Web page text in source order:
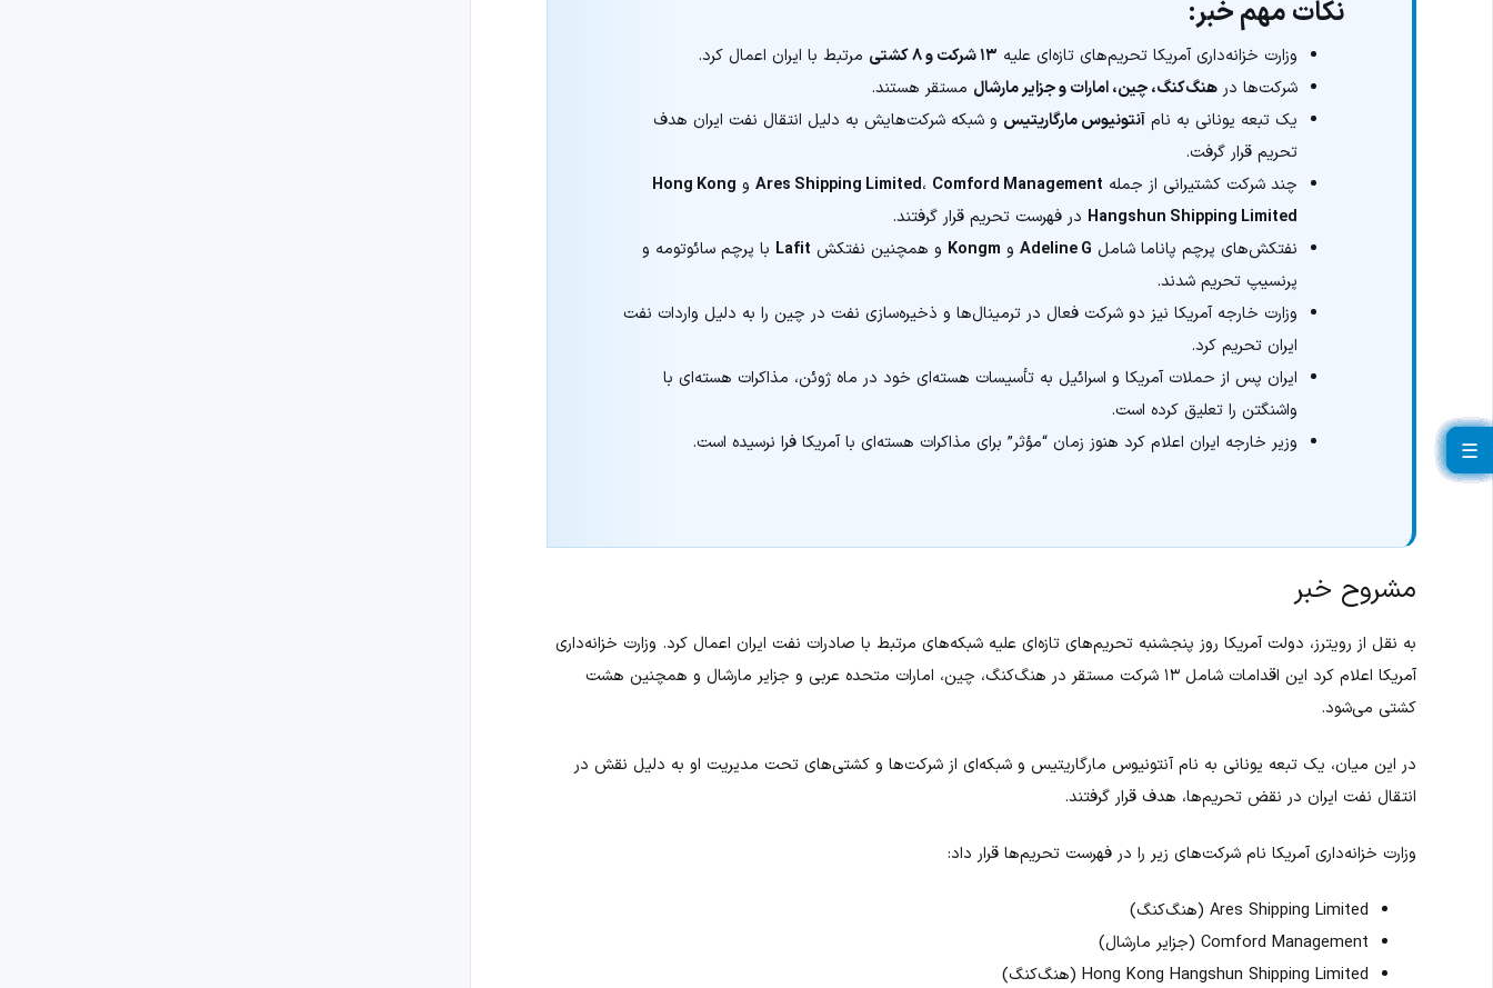
نکات مهم خبر:
وزارت خزانه‌داری آمریکا تحریم‌های تازه‌ای علیه ۱۳ شرکت و ۸ کشتی
مرتبط با ایران اعمال کرد.
شرکت‌ها درهنگ‌کنگ، چین، امارات و جزایر مارشال مستقر هستند.
یک تبعه یونانی به نامآنتونیوس مارگاریتیس و شبکه شرکت‌هایش به دلیل انتقال نفت ایران هدف
تحریم قرار گرفت.
چند شرکت کشتیرانی از جمله
Ares Shipping Limited، Comford Management و Hong Kong
Hangshun Shipping Limited در فهرست تحریم قرار گرفتند.
نفتکش‌های پرچم پاناما شامل Adeline G و Kongm و همچنین نفتکش Lafit با پرچم سائوتومه و
پرنسیپ تحریم شدند.
وزارت خارجه آمریکا نیز دو شرکت فعال در ترمینال‌ها و ذخیره‌سازی نفت در چین را به دلیل واردات نفت
ایران تحریم کرد.
ایران پس از حملات آمریکا و اسرائیل به تأسیسات هسته‌ای خود در ماه ژوئن، مذاکرات هسته‌ای با
واشنگتن را تعلیق کرده است.
وزیر خارجه ایران اعلام کرد هنوز زمان “مؤثر” برای مذاکرات هسته‌ای با آمریکا فرا نرسیده است.
مشروح خبر
به نقل از رویترز، دولت آمریکا روز پنجشنبه تحریم‌های تازه‌ای علیه شبکه‌های مرتبط با صادرات نفت ایران اعمال کرد. وزارت خزانه‌داری
آمریکا اعلام کرد این اقدامات شامل ۱۳ شرکت مستقر در هنگ‌کنگ، چین، امارات متحده عربی و جزایر مارشال و همچنین هشت
کشتی می‌شود.
در این میان، یک تبعه یونانی به نام آنتونیوس مارگاریتیس و شبکه‌ای از شرکت‌ها و کشتی‌های تحت مدیریت او به دلیل نقش در
انتقال نفت ایران در نقض تحریم‌ها، هدف قرار گرفتند.
وزارت خزانه‌داری آمریکا نام شرکت‌های زیر را در فهرست تحریم‌ها قرار داد:
Ares Shipping Limited (هنگ‌کنگ)
Comford Management (جزایر مارشال)
Hong Kong Hangshun Shipping Limited (هنگ‌کنگ)
☰
☰
☰
☰
☰
☰
☰
☰
☰
☰
☰
☰
☰
☰
☰
☰
☰
☰
☰
☰